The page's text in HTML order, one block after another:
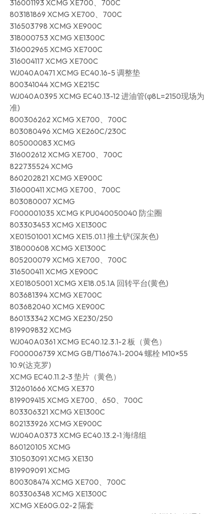
316001193 XCMG XE700、700C
803181869 XCMG XE700、700C
316503798 XCMG XE900C
318000753 XCMG XE1300C
316002965 XCMG XE700C
316004117 XCMG XE700C
WJ040A0471 XCMG EC40.16-5 调整垫
800341044 XCMG XE215C
WJ040A0395 XCMG EC40.13-12 进油管(φ8L=2150现场为
准)
800306262 XCMG XE700、700C
803080496 XCMG XE260C/230C
805000083 XCMG
316002612 XCMG XE700、700C
822735524 XCMG
860202821 XCMG XE900C
316000411 XCMG XE700、700C
803080007 XCMG
F000001035 XCMG KPU040050040 防尘圈
803303453 XCMG XE1300C
XE01501001 XCMG XE15.01.1 推土铲(深灰色)
318000608 XCMG XE1300C
805200079 XCMG XE700、700C
316500411 XCMG XE900C
XE01805001 XCMG XE18.05.1A 回转平台(黄色)
803681394 XCMG XE700C
803682040 XCMG XE900C
860133342 XCMG XE230/250
819909832 XCMG
WJ040A0361 XCMG EC40.12.3.1-2 板（黄色）
F000006739 XCMG GB/T16674.1-2004 螺栓 M10×55
10.9(达克罗)
XCMG EC40.11.2-3 垫片（黄色）
312601666 XCMG XE370
819909415 XCMG XE700、650、700C
803306321 XCMG XE1300C
802133926 XCMG XE900C
WJ040A0373 XCMG EC40.13.2-1 海绵组
860120105 XCMG
310503091 XCMG XE130
819909091 XCMG
800308474 XCMG XE700、700C
803306348 XCMG XE1300C
XCMG XE60G.02-2 隔套